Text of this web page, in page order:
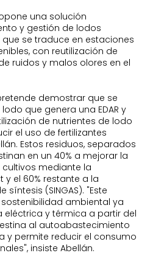
una solución
y gestión de lodos
se traduce en estaciones
con reutilización de
ruidos y malos olores en el
demostrar que se
que genera una EDAR y
de nutrientes de lodo
el uso de fertilizantes
Estos residuos, separados
en un 40% a mejorar la
mediante la
el 60% restante a la
(SINGAS). "Este
ambiental ya
y térmica a partir del
al autoabastecimiento
y permite reducir el consumo
insiste Abellán.